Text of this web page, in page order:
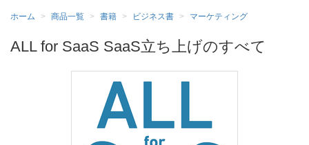
ホーム 商品一覧 書籍 ビジネス書 マーケティング
ALL for SaaS SaaS立ち上げのすべて